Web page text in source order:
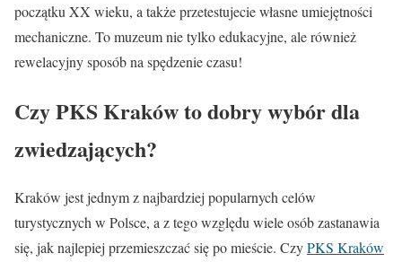
początku XX wieku, a także przetestujecie własne umiejętności
mechaniczne. To muzeum nie tylko edukacyjne, ale również
rewelacyjny sposób na spędzenie czasu!
Czy PKS Kraków to dobry wybór dla
zwiedzających?
Kraków jest jednym z najbardziej popularnych celów
turystycznych w Polsce, a z tego względu wiele osób zastanawia
się, jak najlepiej przemieszczać się po mieście. CzyPKS Kraków